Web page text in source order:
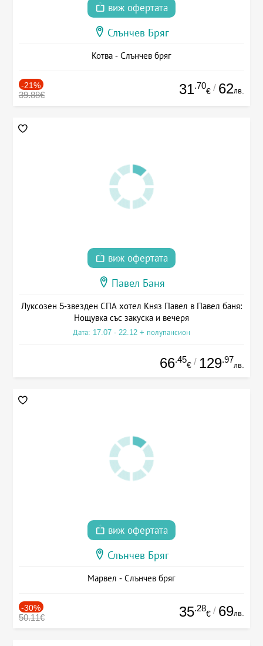
виж офертата
Слънчев Бряг
Котва - Слънчев бряг
-21%
39.88€ 31.70
€ / 62лв.
виж офертата
Павел Баня
Луксозен 5-звезден СПА хотел Княз Павел в Павел баня:
Нощувка със закуска и вечеря
Дата: 17.07 - 22.12 + полупансион
66.45
€ / 129.97
лв.
виж офертата
Слънчев Бряг
Марвел - Слънчев бряг
-30%
50.11€ 35.28
€ / 69лв.